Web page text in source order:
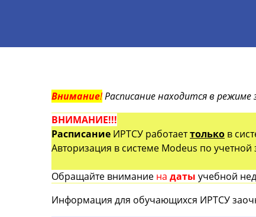
Внимание!Расписание находится в режиме
ВНИМАНИЕ!!!
Расписание ИРТСУ работаеттолько в
Авторизация в системе Modeus по учетной
Обращайте внимание на даты учебной
Информация для обучающихся ИРТСУ